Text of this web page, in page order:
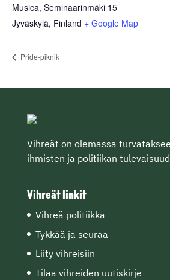
Musica, Seminaarinmäki 15
Jyväskylä, Finland + Google Map
Pride-piknik
Vihreät on olemassa
ihmisten ja politiikan
Vihreät linkit
Vihreä politiikka
Tykkää ja seuraa
Liity vihreisiin
Tilaa vihreiden uutiskirje